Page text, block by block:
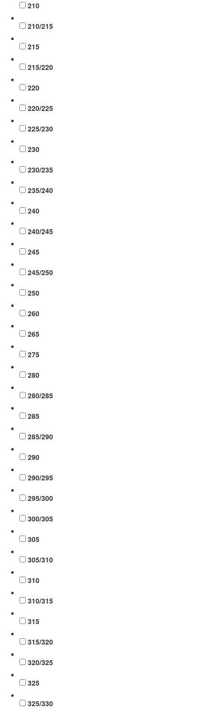
210
210/215
215
215/220
220
220/225
225/230
230
230/235
235/240
240
240/245
245
245/250
250
260
265
275
280
280/285
285
285/290
290
290/295
295/300
300/305
305
305/310
310
310/315
315
315/320
320/325
325
325/330